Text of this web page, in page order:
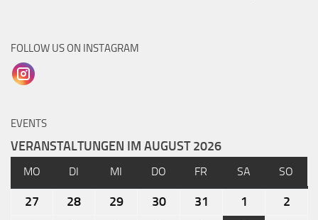
FOLLOW US ON INSTAGRAM
EVENTS
VERANSTALTUNGEN IM AUGUST 2026
MO DI MI DO FR SA SO
27 28 29 30 31 1
2